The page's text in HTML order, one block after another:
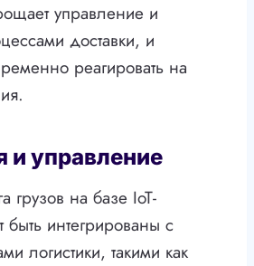
управление и
доставки, и
реагировать на
и управление
грузов на базе IoT-
быть интегрированы с
логистики, такими как